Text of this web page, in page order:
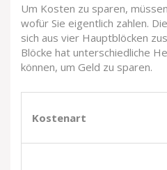
Um Kosten zu sparen,
wofür Sie eigentlich zahlen.
sich aus vier Hauptblöcken
Blöcke hat unterschiedliche
können, um Geld zu sparen.
Kostenart